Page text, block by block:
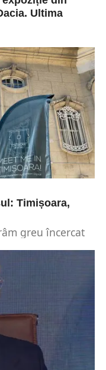
Ultima
avea...
Timișoara,
greu încercat